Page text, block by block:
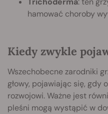
hamować choroby
Kiedy zwykle
Wszechobecne zarodniki
głowy, pojawiając się, gdy
rozwojowi. Ważne jest
pleśni mogą wystąpić w